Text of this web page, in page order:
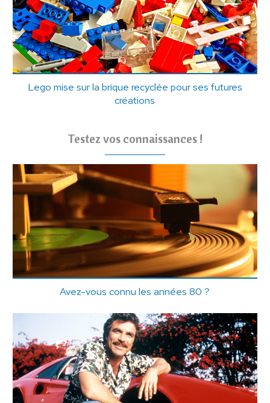
Lego mise sur la brique recyclée pour ses futures
créations
Testez vos connaissances !
Avez-vous connu les années 80 ?